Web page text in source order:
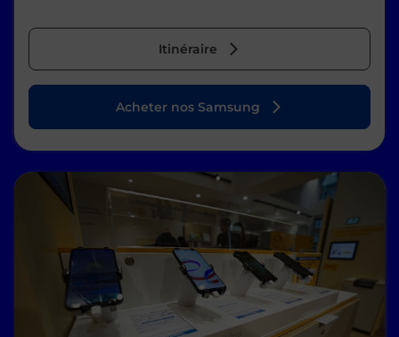
Itinéraire
Acheter nos Samsung